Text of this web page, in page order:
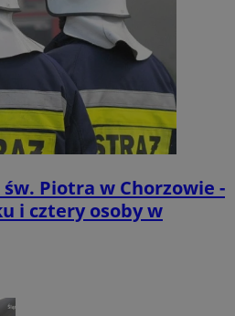
Piotra w Chorzowie -
i cztery osoby w